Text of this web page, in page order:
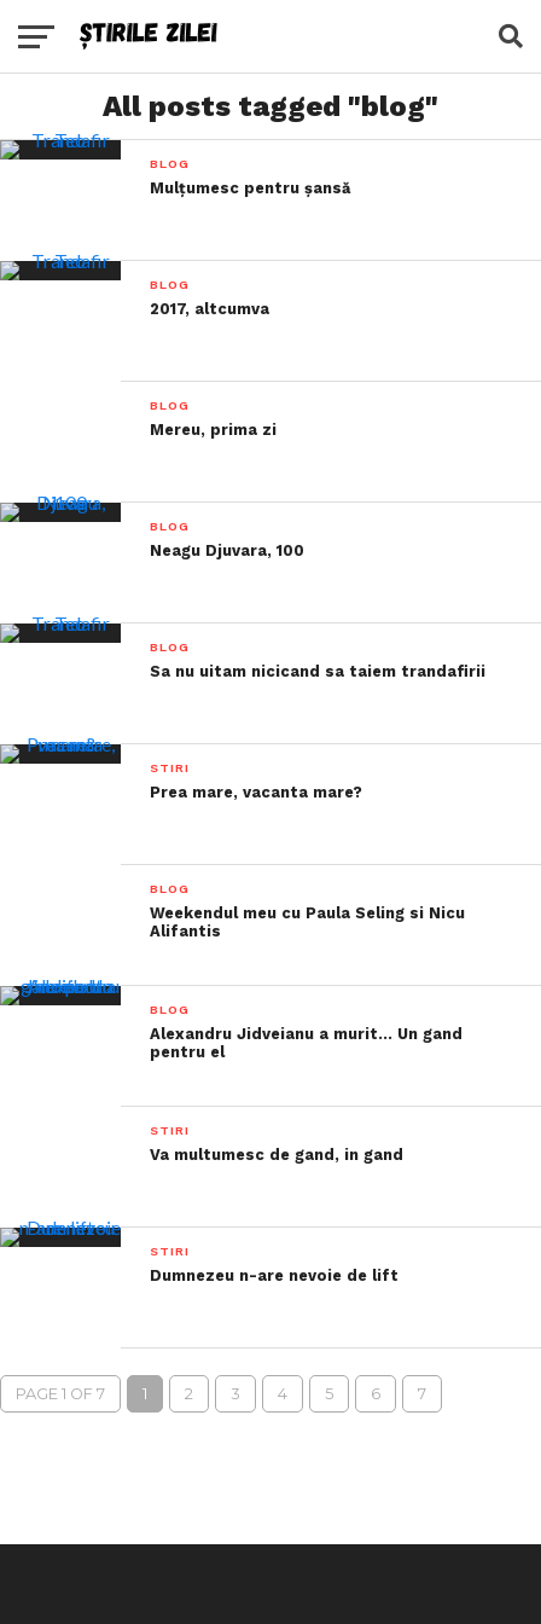
All posts tagged "blog"
BLOG
Mulțumesc pentru șansă
BLOG
2017, altcumva
BLOG
Mereu, prima zi
BLOG
Neagu Djuvara, 100
BLOG
Sa nu uitam nicicand sa taiem trandafirii
STIRI
Prea mare, vacanta mare?
BLOG
Weekendul meu cu Paula Seling si Nicu
Alifantis
BLOG
Alexandru Jidveianu a murit… Un gand
pentru el
STIRI
Va multumesc de gand, in gand
STIRI
Dumnezeu n-are nevoie de lift
PAGE 1 OF 7 1 2 3 4 5 6 7